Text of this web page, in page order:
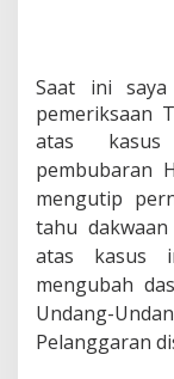
Saat ini saya
pemeriksaan
atas
pembubaran
mengutip
tahu
atas kasus
mengubah
Undang-
Pelanggaran